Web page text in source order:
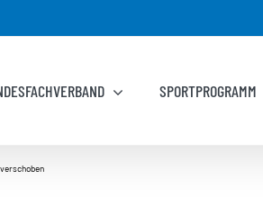
SPORTPROGRAMM